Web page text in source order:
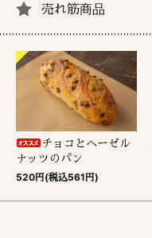
売れ筋商品
チョコとヘーゼル
ナッツのパン
520円(税込561円)